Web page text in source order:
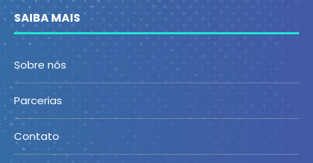
SAIBA MAIS
Sobre nós
Parcerias
Contato